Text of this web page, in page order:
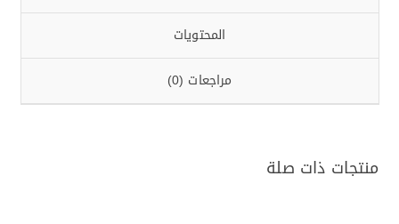
المحتويات
مراجعات (0)
منتجات ذات صلة